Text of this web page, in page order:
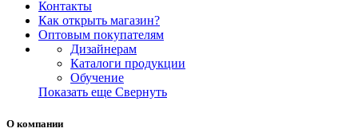
Контакты
Как открыть магазин?
Оптовым покупателям
Дизайнерам
Каталоги продукции
Обучение
Показать еще Свернуть
О компании